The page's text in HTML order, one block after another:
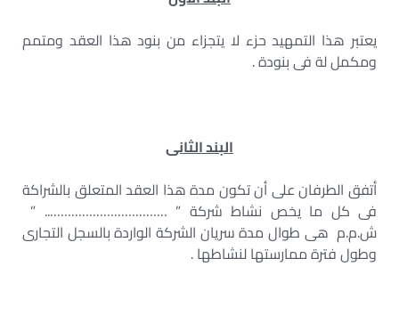
يعتبر هذا التمهيد حزء لا يتجزاء من بنود هذا العقد ومتمم
ومكمل لة فى بنودة .
البند الثانى
أتفق الطرفان على أن تكون مدة هذا العقد المتعلق بالشراكة
فى كل ما يخص نشاط شركة ” …………………………….. ”
ش.م.م هى طوال مدة سريان الشركة الواردة بالسجل التجارى
وطول فترة ممارستها لنشاطها .